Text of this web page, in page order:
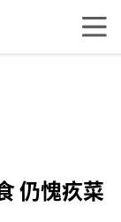
仍愧疚菜